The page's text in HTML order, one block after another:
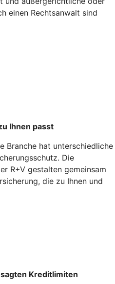
einen Rechtsanwalt sind
Ihnen passt
Branche hat unterschiedliche
Die
R+V gestalten gemeinsam
die zu Ihnen und
Kreditlimiten